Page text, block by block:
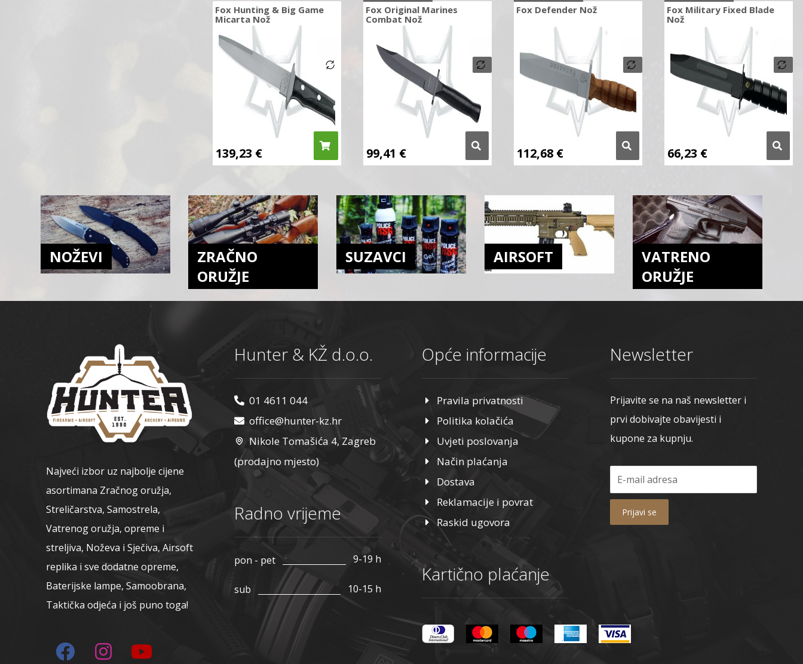
Fox Hunting & Big Game
Micarta Nož
139,23 €
Fox Original Marines
Combat Nož
99,41 €
Fox Defender Nož
112,68 €
Fox Military Fixed Blade
Nož
66,23 €
NOŽEVI
ZRAČNO
ORUŽJE
SUZAVCI AIRSOFT
VATRENO
ORUŽJE
Najveći izbor uz najbolje cijene
asortimana Zračnog oružja,
Streličarstva, Samostrela,
Vatrenog oružja, opreme i
streljiva, Noževa i Sječiva, Airsoft
replika i sve dodatne opreme,
Baterijske lampe, Samoobrana,
Taktička odjeća i još puno toga!
Hunter & KŽ d.o.o.
01 4611 044
office@hunter-kz.hr
Nikole Tomašića 4, Zagreb
(prodajno mjesto)
Radno vrijeme
pon - pet 9-19 h
sub 10-15 h
Opće informacije
Pravila privatnosti
Politika kolačića
Uvjeti poslovanja
Način plaćanja
Dostava
Reklamacije i povrat
Raskid ugovora
Kartično plaćanje
Newsletter
Prijavite se na naš newsletter i
prvi dobivajte obavijesti i
kupone za kupnju.
Prijavi se